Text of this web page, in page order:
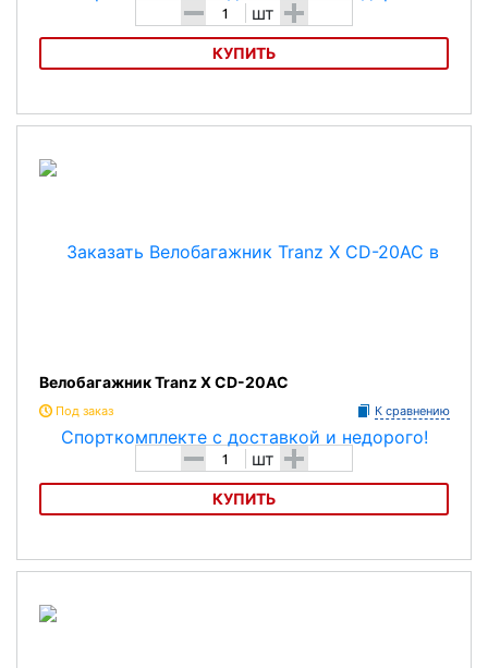
- шт +
КУПИТЬ
Велобагажник Tranz X CD-20AC
Велобагажник Tranz X CD-20AC
Под заказ К сравнению
- шт +
КУПИТЬ
ВелобагажникTranz X CD-20AC
Характеристика: